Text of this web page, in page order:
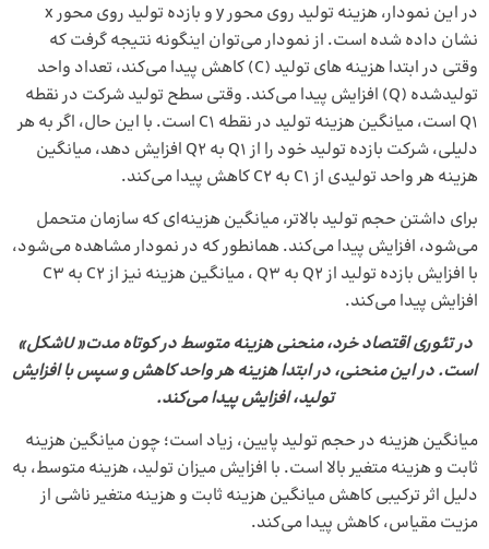
در این نمودار، هزینه تولید روی محور y و بازده تولید روی محور x
نشان داده شده است. از نمودار می‌توان اینگونه نتیجه گرفت که
وقتی در ابتدا هزینه ‌های تولید (C) کاهش پیدا می‌کند، تعداد واحد
تولیدشده (Q) افزایش پیدا می‌کند. وقتی سطح تولید شرکت در نقطه
Q1 است، میانگین هزینه تولید در نقطه C1 است. با این حال، اگر به هر
دلیلی، شرکت بازده تولید خود را از Q1 به Q2 افزایش دهد، میانگین
هزینه هر واحد تولیدی از C1 به C2 کاهش پیدا می‌کند.
برای داشتن حجم تولید بالاتر، میانگین هزینه‌ای که سازمان متحمل
می‌شود، افزایش پیدا می‌کند. همانطور که در نمودار مشاهده می‌شود،
با افزایش بازده تولید از Q2 به Q3 ، میانگین هزینه نیز از C2 به C3
افزایش پیدا می‌کند.
در تئوری اقتصاد خرد، منحنی‌ هزینه متوسط در کوتاه مدت« Uشکل»
است. در این منحنی، در ابتدا هزینه‌ هر واحد کاهش و سپس با افزایش
تولید، افزایش پیدا می‌کند.
میانگین هزینه در حجم تولید پایین، زیاد است؛ چون میانگین هزینه
ثابت و هزینه متغیر بالا است. با افزایش میزان تولید، هزینه متوسط، به
دلیل اثر ترکیبی کاهش میانگین هزینه ثابت و هزینه متغیر ناشی از
مزیت مقیاس، کاهش پیدا می‌کند.